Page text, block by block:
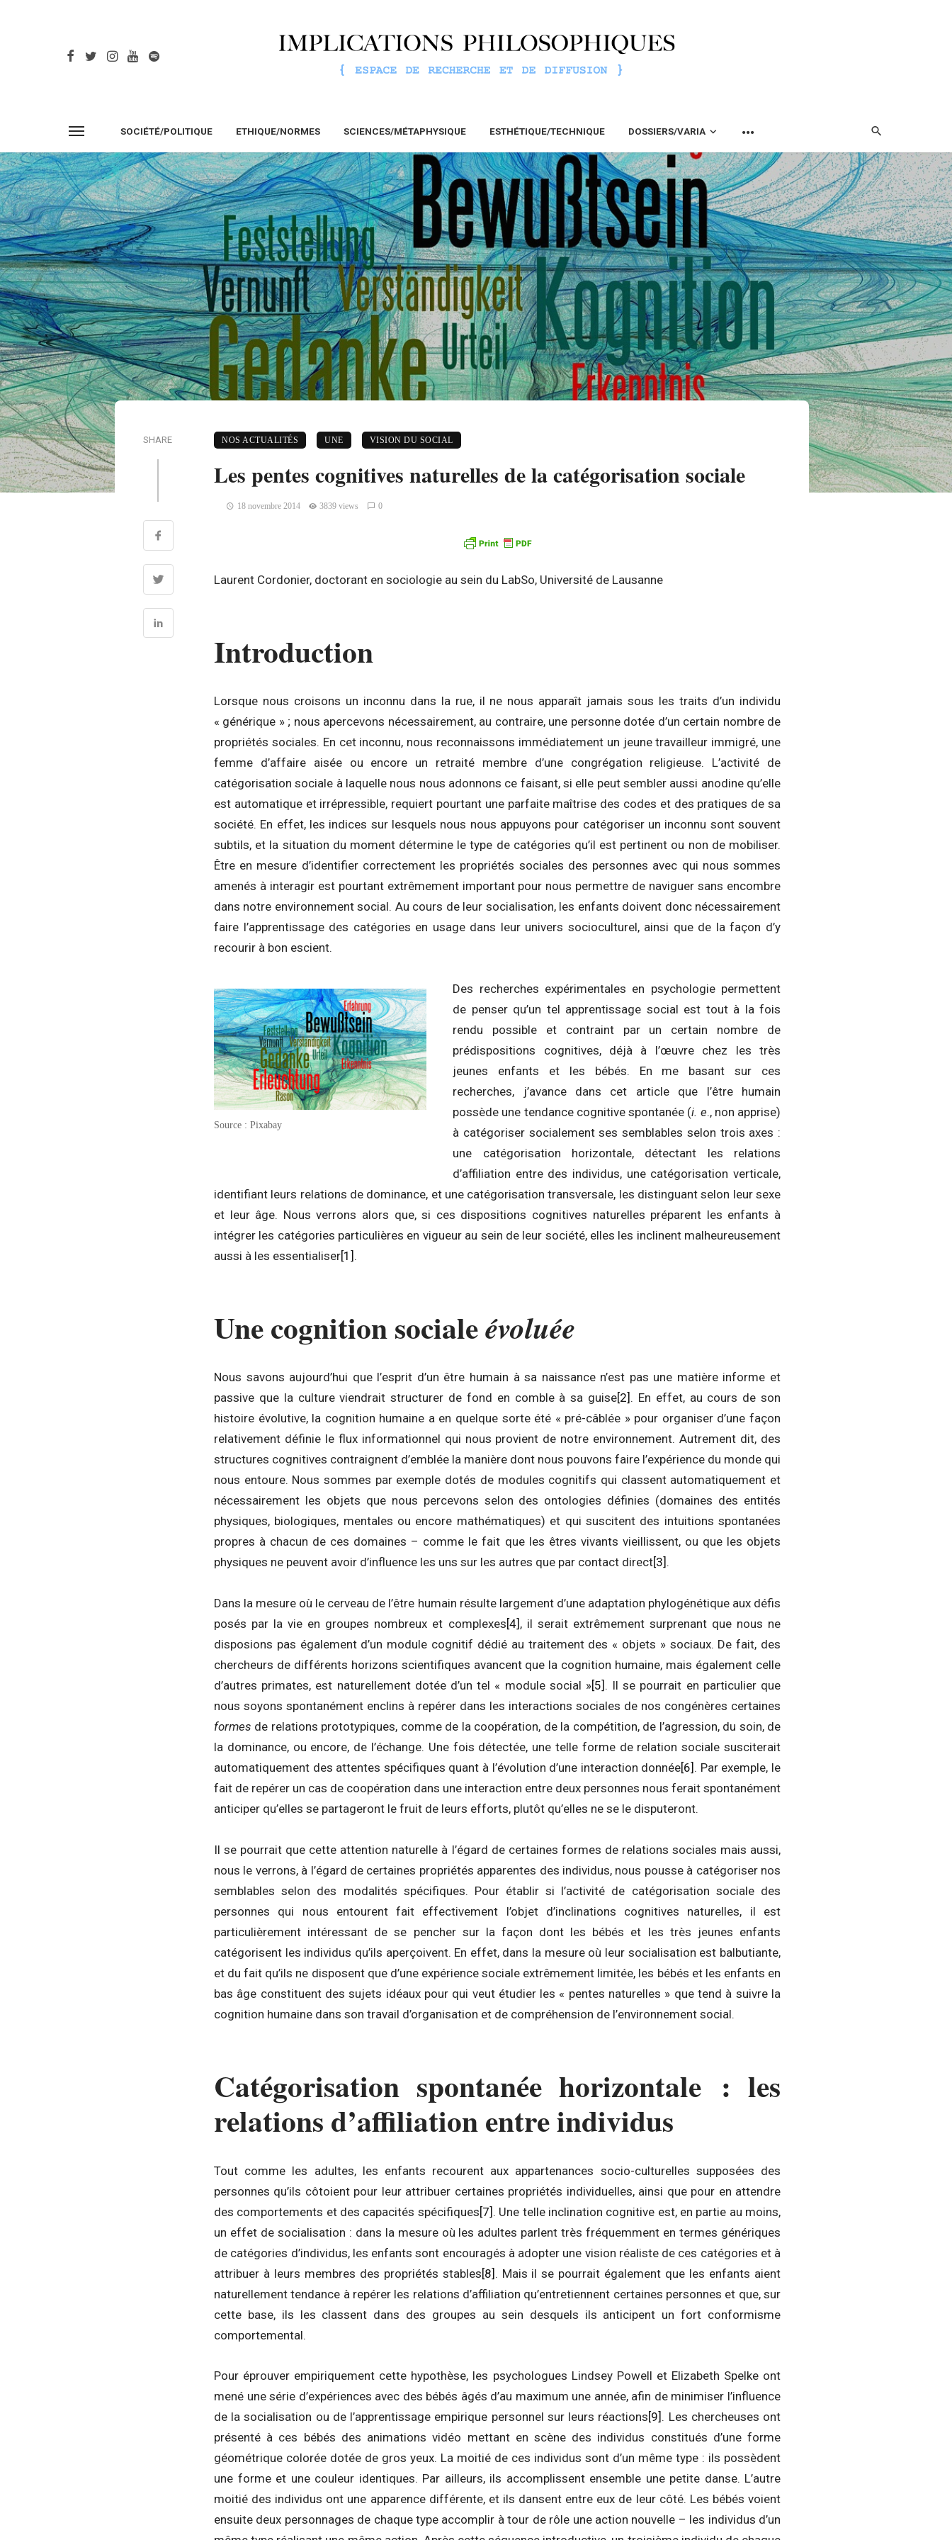
SOCIÉTÉ/POLITIQUE ETHIQUE/NORMES SCIENCES/MÉTAPHYSIQUE ESTHÉTIQUE/TECHNIQUE DOSSIERS/VARIA
SHARE NOS ACTUALITÉS UNE VISION DU SOCIAL
Les pentes cognitives naturelles de la catégorisation sociale
18 novembre 2014 3839 views 0
Laurent Cordonier, doctorant en sociologie au sein du LabSo, Université de Lausanne
Introduction
Lorsque nous croisons un inconnu dans la rue, il ne nous apparaît jamais sous les traits d’un individu
« générique » ; nous apercevons nécessairement, au contraire, une personne dotée d’un certain nombre de
propriétés sociales. En cet inconnu, nous reconnaissons immédiatement un jeune travailleur immigré, une
femme d’affaire aisée ou encore un retraité membre d’une congrégation religieuse. L’activité de
catégorisation sociale à laquelle nous nous adonnons ce faisant, si elle peut sembler aussi anodine qu’elle
est automatique et irrépressible, requiert pourtant une parfaite maîtrise des codes et des pratiques de sa
société. En effet, les indices sur lesquels nous nous appuyons pour catégoriser un inconnu sont souvent
subtils, et la situation du moment détermine le type de catégories qu’il est pertinent ou non de mobiliser.
Être en mesure d’identifier correctement les propriétés sociales des personnes avec qui nous sommes
amenés à interagir est pourtant extrêmement important pour nous permettre de naviguer sans encombre
dans notre environnement social. Au cours de leur socialisation, les enfants doivent donc nécessairement
faire l’apprentissage des catégories en usage dans leur univers socioculturel, ainsi que de la façon d’y
recourir à bon escient.
Source : Pixabay
Des recherches expérimentales en psychologie permettent
de penser qu’un tel apprentissage social est tout à la fois
rendu possible et contraint par un certain nombre de
prédispositions cognitives, déjà à l’œuvre chez les très
jeunes enfants et les bébés. En me basant sur ces
recherches, j’avance dans cet article que l’être humain
possède une tendance cognitive spontanée (i. e., non apprise)
à catégoriser socialement ses semblables selon trois axes :
une catégorisation horizontale, détectant les relations
d’affiliation entre des individus, une catégorisation verticale,
identifiant leurs relations de dominance, et une catégorisation transversale, les distinguant selon leur sexe
et leur âge. Nous verrons alors que, si ces dispositions cognitives naturelles préparent les enfants à
intégrer les catégories particulières en vigueur au sein de leur société, elles les inclinent malheureusement
aussi à les essentialiser[1] .
Une cognition socialeévoluée
Nous savons aujourd’hui que l’esprit d’un être humain à sa naissance n’est pas une matière informe et
passive que la culture viendrait structurer de fond en comble à sa guise[2] . En effet, au cours de son
histoire évolutive, la cognition humaine a en quelque sorte été « pré-câblée » pour organiser d’une façon
relativement définie le flux informationnel qui nous provient de notre environnement. Autrement dit, des
structures cognitives contraignent d’emblée la manière dont nous pouvons faire l’expérience du monde qui
nous entoure. Nous sommes par exemple dotés de modules cognitifs qui classent automatiquement et
nécessairement les objets que nous percevons selon des ontologies définies (domaines des entités
physiques, biologiques, mentales ou encore mathématiques) et qui suscitent des intuitions spontanées
propres à chacun de ces domaines – comme le fait que les êtres vivants vieillissent, ou que les objets
physiques ne peuvent avoir d’influence les uns sur les autres que par contact direct[3] .
Dans la mesure où le cerveau de l’être humain résulte largement d’une adaptation phylogénétique aux défis
posés par la vie en groupes nombreux et complexes[4] , il serait extrêmement surprenant que nous ne
disposions pas également d’un module cognitif dédié au traitement des « objets » sociaux. De fait, des
chercheurs de différents horizons scientifiques avancent que la cognition humaine, mais également celle
d’autres primates, est naturellement dotée d’un tel « module social »[5] . Il se pourrait en particulier que
nous soyons spontanément enclins à repérer dans les interactions sociales de nos congénères certaines
formes de relations prototypiques, comme de la coopération, de la compétition, de l’agression, du soin, de
la dominance, ou encore, de l’échange. Une fois détectée, une telle forme de relation sociale susciterait
automatiquement des attentes spécifiques quant à l’évolution d’une interaction donnée[6] . Par exemple, le
fait de repérer un cas de coopération dans une interaction entre deux personnes nous ferait spontanément
anticiper qu’elles se partageront le fruit de leurs efforts, plutôt qu’elles ne se le disputeront.
Il se pourrait que cette attention naturelle à l’égard de certaines formes de relations sociales mais aussi,
nous le verrons, à l’égard de certaines propriétés apparentes des individus, nous pousse à catégoriser nos
semblables selon des modalités spécifiques. Pour établir si l’activité de catégorisation sociale des
personnes qui nous entourent fait effectivement l’objet d’inclinations cognitives naturelles, il est
particulièrement intéressant de se pencher sur la façon dont les bébés et les très jeunes enfants
catégorisent les individus qu’ils aperçoivent. En effet, dans la mesure où leur socialisation est balbutiante,
et du fait qu’ils ne disposent que d’une expérience sociale extrêmement limitée, les bébés et les enfants en
bas âge constituent des sujets idéaux pour qui veut étudier les « pentes naturelles » que tend à suivre la
cognition humaine dans son travail d’organisation et de compréhension de l’environnement social.
Catégorisation spontanée horizontale : les
relations d’affiliation entre individus
Tout comme les adultes, les enfants recourent aux appartenances socio-culturelles supposées des
personnes qu’ils côtoient pour leur attribuer certaines propriétés individuelles, ainsi que pour en attendre
des comportements et des capacités spécifiques[7] . Une telle inclination cognitive est, en partie au moins,
un effet de socialisation : dans la mesure où les adultes parlent très fréquemment en termes génériques
de catégories d’individus, les enfants sont encouragés à adopter une vision réaliste de ces catégories et à
attribuer à leurs membres des propriétés stables[8] . Mais il se pourrait également que les enfants aient
naturellement tendance à repérer les relations d’affiliation qu’entretiennent certaines personnes et que, sur
cette base, ils les classent dans des groupes au sein desquels ils anticipent un fort conformisme
comportemental.
Pour éprouver empiriquement cette hypothèse, les psychologues Lindsey Powell et Elizabeth Spelke ont
mené une série d’expériences avec des bébés âgés d’au maximum une année, afin de minimiser l’influence
de la socialisation ou de l’apprentissage empirique personnel sur leurs réactions[9] . Les chercheuses ont
présenté à ces bébés des animations vidéo mettant en scène des individus constitués d’une forme
géométrique colorée dotée de gros yeux. La moitié de ces individus sont d’un même type : ils possèdent
une forme et une couleur identiques. Par ailleurs, ils accomplissent ensemble une petite danse. L’autre
moitié des individus ont une apparence différente, et ils dansent entre eux de leur côté. Les bébés voient
ensuite deux personnages de chaque type accomplir à tour de rôle une action nouvelle – les individus d’un